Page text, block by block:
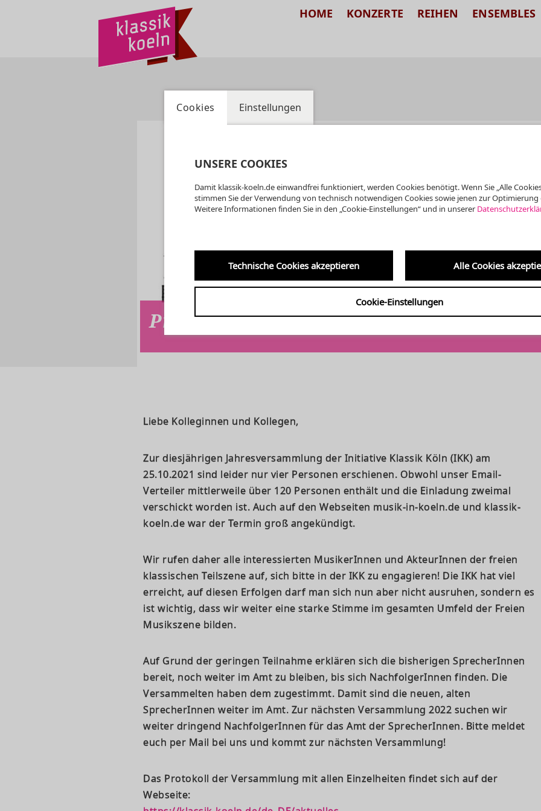
HOME KONZERTE REIHEN ENSEMBLES
Protokoll der Mitgliederversammlung
Liebe Kolleginnen und Kollegen,
Zur diesjährigen Jahresversammlung der Initiative Klassik Köln (IKK) am
25.10.2021 sind leider nur vier Personen erschienen. Obwohl unser Email-
Verteiler mittlerweile über 120 Personen enthält und die Einladung zweimal
verschickt worden ist. Auch auf den Webseiten musik-in-koeln.de und klassik-
koeln.de war der Termin groß angekündigt.
Wir rufen daher alle interessierten MusikerInnen und AkteurInnen der freien
klassischen Teilszene auf, sich bitte in der IKK zu engagieren! Die IKK hat viel
erreicht, auf diesen Erfolgen darf man sich nun aber nicht ausruhen, sondern es
ist wichtig, dass wir weiter eine starke Stimme im gesamten Umfeld der Freien
Musikszene bilden.
Auf Grund der geringen Teilnahme erklären sich die bisherigen SprecherInnen
bereit, noch weiter im Amt zu bleiben, bis sich NachfolgerInnen finden. Die
Versammelten haben dem zugestimmt. Damit sind die neuen, alten
SprecherInnen weiter im Amt. Zur nächsten Versammlung 2022 suchen wir
weiter dringend NachfolgerInnen für das Amt der SprecherInnen. Bitte meldet
euch per Mail bei uns und kommt zur nächsten Versammlung!
Das Protokoll der Versammlung mit allen Einzelheiten findet sich auf der
Webseite:
Cookies Einstellungen
UNSERE COOKIES
Damit klassik-koeln.de einwandfrei funktioniert, werden Cookies benötigt. Wenn Sie „Alle
stimmen Sie der Verwendung von technisch notwendigen Cookies sowie jenen zur Optimierung
Weitere Informationen finden Sie in den „Cookie-Einstellungen“ und in unserer
Technische Cookies akzeptieren Alle Cookies
Cookie-Einstellungen